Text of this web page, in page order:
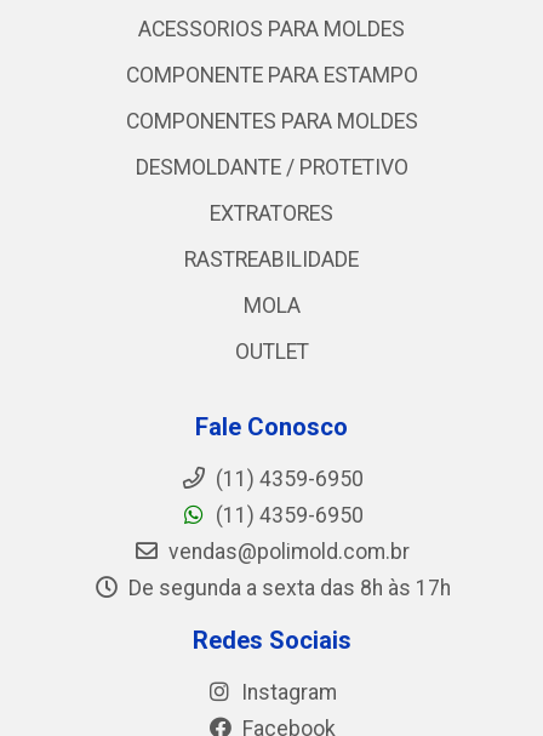
ACESSORIOS PARA MOLDES
COMPONENTE PARA ESTAMPO
COMPONENTES PARA MOLDES
DESMOLDANTE / PROTETIVO
EXTRATORES
RASTREABILIDADE
MOLA
OUTLET
Fale Conosco
(11) 4359-6950
(11) 4359-6950
vendas@polimold.com.br
De segunda a sexta das 8h às 17h
Redes Sociais
Instagram
Facebook